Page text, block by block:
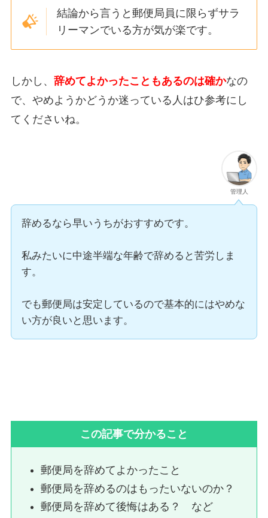
結論から言うと郵便局員に限らずサラ
リーマンでいる方が気が楽です。
しかし、 辞めてよかったこともあるのは確かなの
で、やめようかどうか迷っている人はひ参考にし
てくださいね。
管理人
辞めるなら早いうちがおすすめです。
私みたいに中途半端な年齢で辞めると苦労しま
す。
でも郵便局は安定しているので基本的にはやめな
い方が良いと思います。
この記事で分かること
郵便局を辞めてよかったこと
郵便局を辞めるのはもったいないのか？
郵便局を辞めて後悔はある？ など